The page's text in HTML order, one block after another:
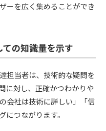
ーを広く集めることができ
の知識量を示す
担当者は、技術的な疑問を
に対し、正確かつわかりや
会社は技術に詳しい」「信
につながります。